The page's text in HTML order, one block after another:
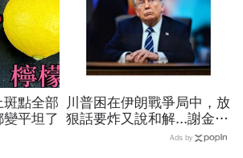
點全部
平坦了
川普困在伊朗戰爭局中，放
狠話要炸又說和解...謝金河
揭伊朗權力結構：制度決定
Ads by